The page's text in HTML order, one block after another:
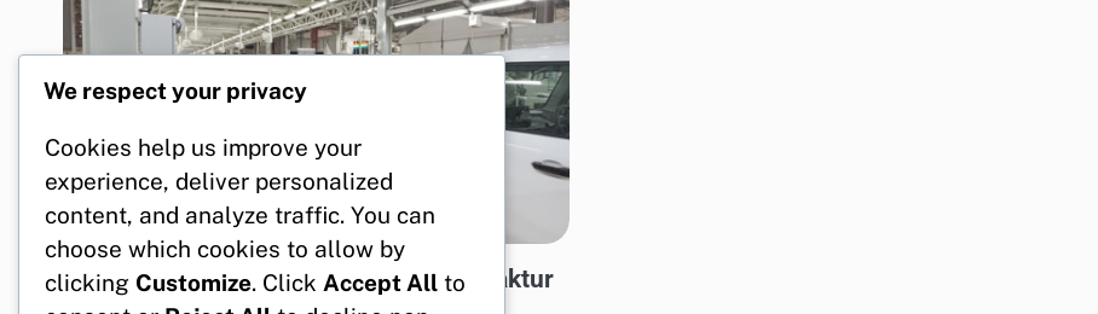
ENERGI TERBARUKAN UNTUK INDUSTRI
Pemerintah Tingkatkan Ekspor Manufaktur
We respect your privacy
Cookies help us improve your
experience, deliver personalized
content, and analyze traffic. You can
choose which cookies to allow by
clicking Customize. Click Accept All to